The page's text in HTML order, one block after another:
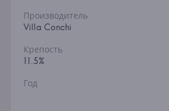
Производитель
Villa Conchi
Крепость
11.5%
Год